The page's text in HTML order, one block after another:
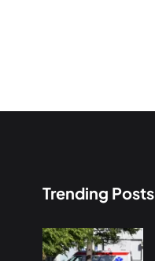
Trending Posts